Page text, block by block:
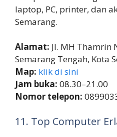
laptop, PC, printer, dan
Semarang.
Alamat: Jl. MH Thamrin
Semarang Tengah, Kota
Map: klik di sini
Jam buka: 08.30–21.00
Nomor telepon:
11. Top Computer